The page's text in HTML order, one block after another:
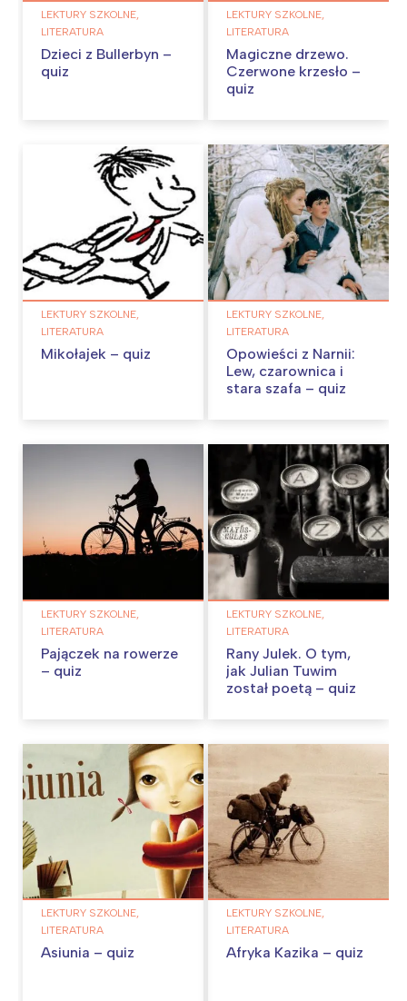
LEKTURY SZKOLNE,
LITERATURA
Dzieci z Bullerbyn –
quiz
LEKTURY SZKOLNE,
LITERATURA
Magiczne drzewo.
Czerwone krzesło –
quiz
LEKTURY SZKOLNE,
LITERATURA
Mikołajek – quiz
LEKTURY SZKOLNE,
LITERATURA
Opowieści z Narnii:
Lew, czarownica i
stara szafa – quiz
LEKTURY SZKOLNE,
LITERATURA
Pajączek na rowerze
– quiz
LEKTURY SZKOLNE,
LITERATURA
Rany Julek. O tym,
jak Julian Tuwim
został poetą – quiz
LEKTURY SZKOLNE,
LITERATURA
Asiunia – quiz
LEKTURY SZKOLNE,
LITERATURA
Afryka Kazika – quiz